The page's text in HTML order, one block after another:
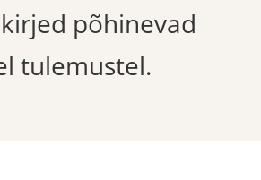
põhinevad
tulemustel.